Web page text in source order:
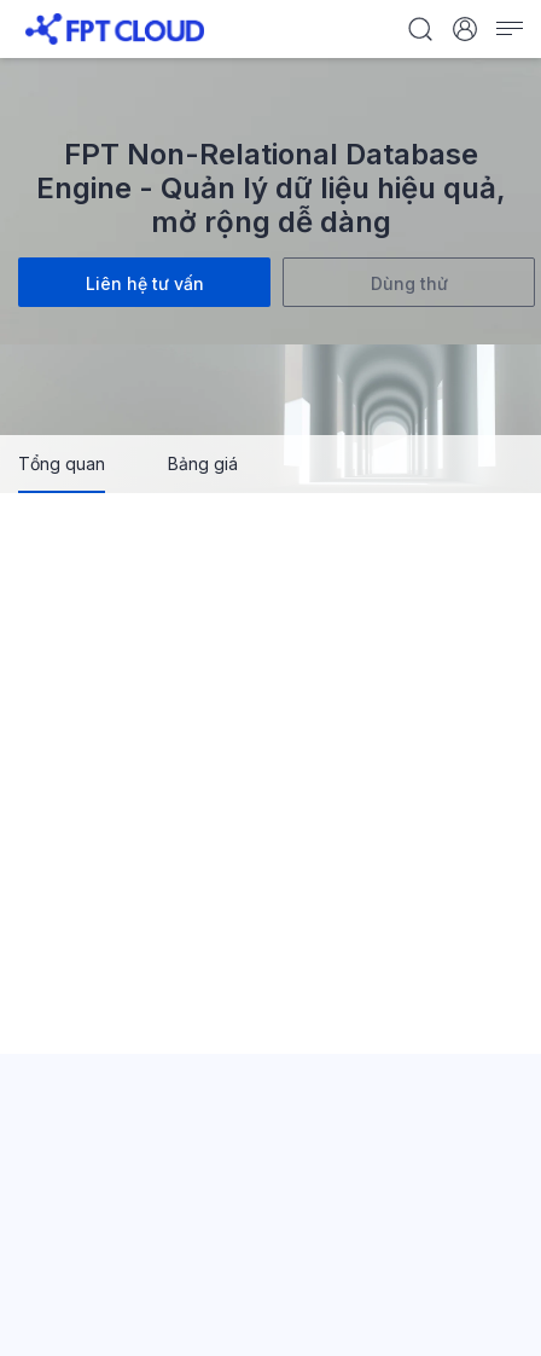
FPT Non-Relational Database
Engine - Quản lý dữ liệu hiệu quả,
mở rộng dễ dàng
Liên hệ tư vấn Dùng thử
Tổng quan Bảng giá